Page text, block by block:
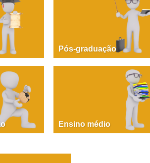
PAOLA GIUSTINA BACCIN
fare, partire! Aula 1 – parte 1
Pós-graduação
Ensino médio